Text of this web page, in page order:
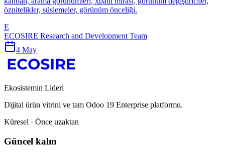
öznitelikler, süslemeler, görünüm önceliği.
E
ECOSIRE Research and Development Team
4 May
Ekosistemin Lideri
Dijital ürün vitrini ve tam Odoo 19 Enterprise platformu.
Küresel · Önce uzaktan
Güncel kalın